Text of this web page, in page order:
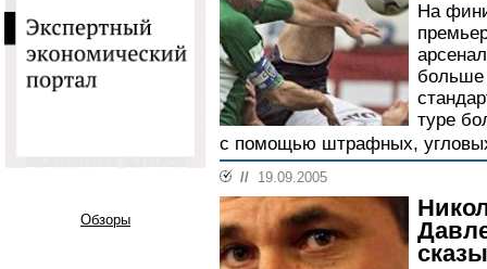
Обзоры
На
больше
туре
с помощью штрафных,
// 19.09.2005